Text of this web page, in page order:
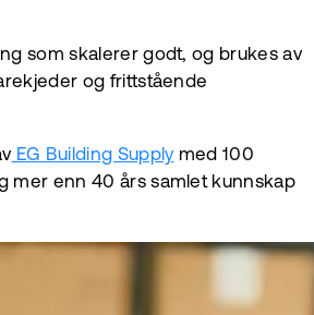
som skalerer godt, og brukes av
og frittstående
EG Building Supplymed 100
mer enn 40 års samlet kunnskap